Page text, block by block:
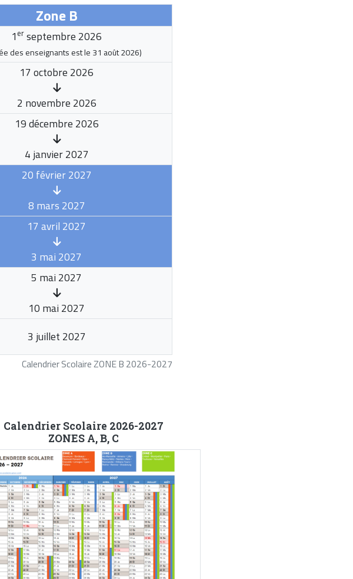
Calendrier Scolaire ZONE B 2026-2027
Zone B
1 er septembre 2026
des enseignants est le 31 août 2026)
17 octobre 2026
2 novembre 2026
19 décembre 2026
4 janvier 2027
20 février 2027
8 mars 2027
17 avril 2027
3 mai 2027
5 mai 2027
10 mai 2027
3 juillet 2027
Calendrier Scolaire 2026-2027
ZONES A, B, C